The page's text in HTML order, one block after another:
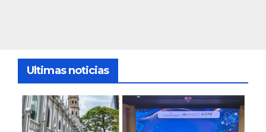
Ultimas noticias